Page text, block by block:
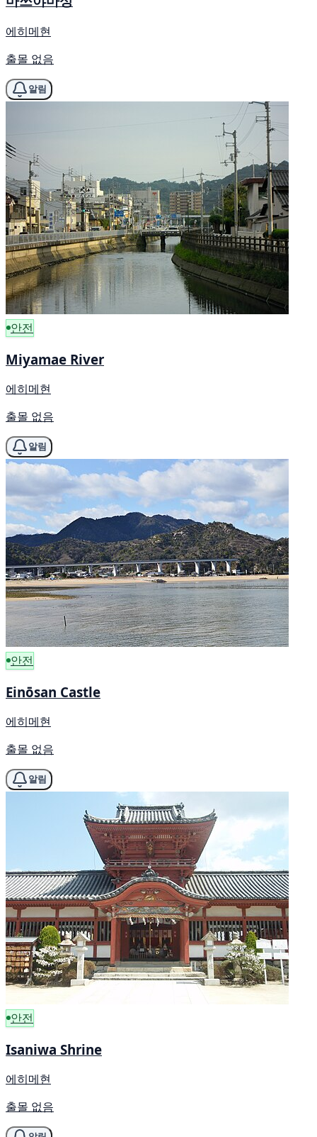
에히메현
출몰 없음
알림
안전
Miyamae River
에히메현
출몰 없음
알림
안전
Einōsan Castle
에히메현
출몰 없음
알림
안전
Isaniwa Shrine
에히메현
출몰 없음